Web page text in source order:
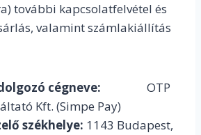
további kapcsolatfelvétel és
valamint számlakiállítás
cégneve:
OTP
Kft. (Simpe Pay)
székhelye: 1143 Budapest,